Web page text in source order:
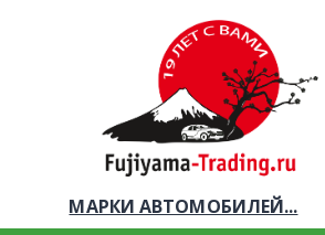
МАРКИ АВТОМОБИЛЕЙ...